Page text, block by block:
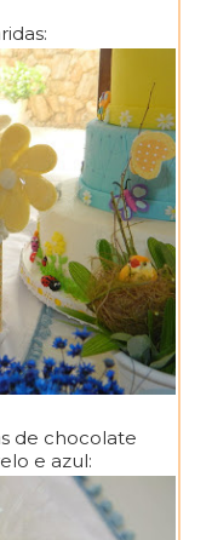
de chocolate
e azul: